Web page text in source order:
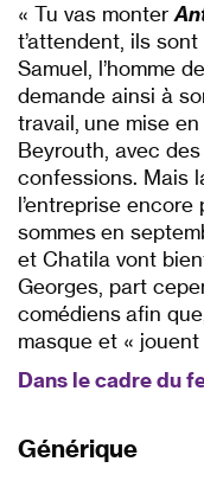
« Tu vas monter
t’attendent, ils sont
Samuel, l’homme
demande ainsi à
travail, une mise
Beyrouth, avec
confessions. Mais
l’entreprise encore
sommes en
et Chatila vont
Georges, part
comédiens afin
masque et « jouent
Dans le cadre du
Générique